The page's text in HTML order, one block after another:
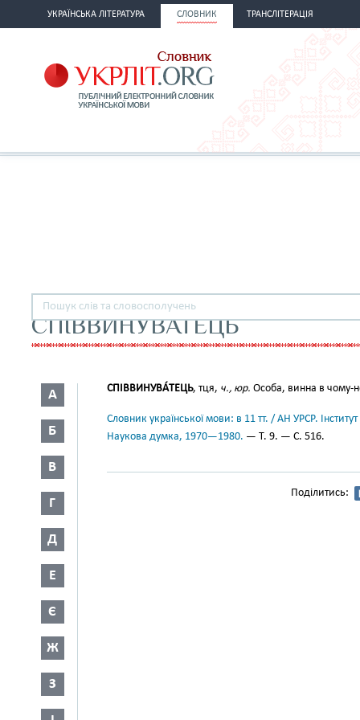
УКРАЇНСЬКА ЛІТЕРАТУРА СЛОВНИК ТРАНСЛІТЕРАЦІЯ
СПІВВИНУВАТЕЦЬ
А
Б
В
Г
Д
Е
Є
Ж
З
СПІВВИНУВА́ТЕЦЬ, тця, ч., юр. Особа, винна в чому-
Словник української мови: в 11 тт. / АН УРСР.
Наукова думка, 1970—1980. — Т. 9. — С. 516.
Поділитись: